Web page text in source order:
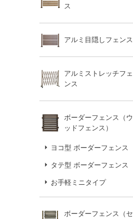
ス
アルミ目隠しフェンス
アルミストレッチフェ
ンス
ボーダーフェンス（ウ
ッドフェンス）
ヨコ型 ボーダーフェンス
タテ型 ボーダーフェンス
お手軽ミニタイプ
ボーダーフェンス（セ